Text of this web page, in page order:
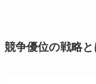
競争優位の戦略